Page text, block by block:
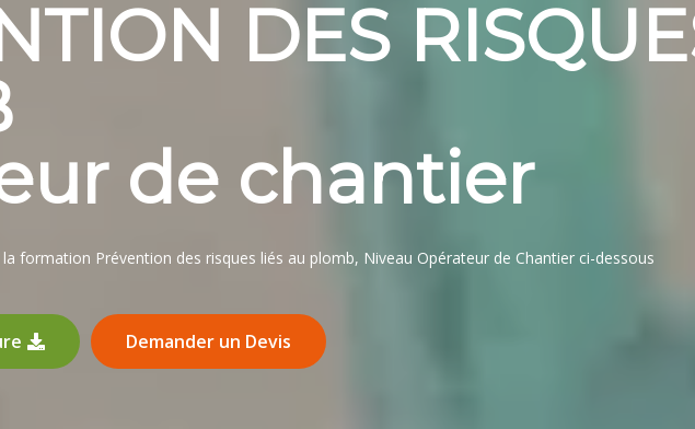
DES
de chantier
formation Prévention des risques liés au plomb, Niveau Opérateur de Chantier ci-dessous
Demander un Devis